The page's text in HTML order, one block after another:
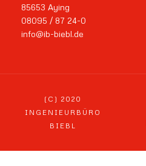
85653 Aying
08095 / 87 24-0
info@ib-biebl.de
(C) 2020
INGENIEURBÜRO
BIEBL